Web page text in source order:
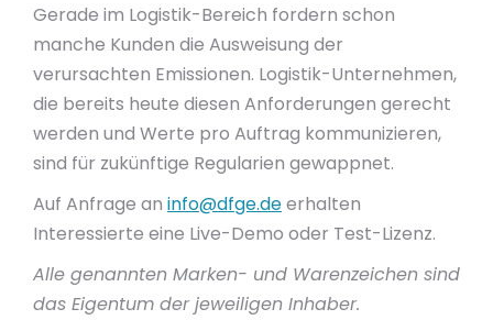
Gerade im Logistik-Bereich fordern schon
manche Kunden die Ausweisung der
verursachten Emissionen. Logistik-Unternehmen,
die bereits heute diesen Anforderungen gerecht
werden und Werte pro Auftrag kommunizieren,
sind für zukünftige Regularien gewappnet.
Auf Anfrage an info@dfge.deerhalten
Interessierte eine Live-Demo oder Test-Lizenz.
Alle genannten Marken- und Warenzeichen sind
das Eigentum der jeweiligen Inhaber.